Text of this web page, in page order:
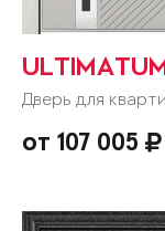
Дверь для
от 107 005